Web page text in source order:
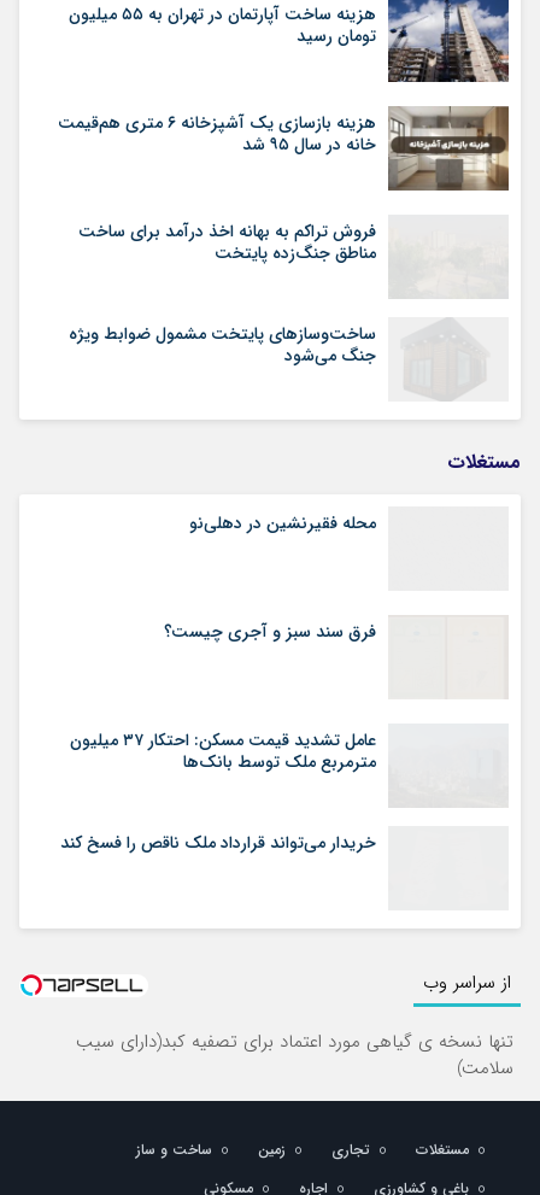
هزینه ساخت آپارتمان در تهران به ۵۵ میلیون
تومان رسید
هزینه بازسازی یک آشپزخانه ۶ متری هم‌قیمت
خانه در سال ۹۵ شد
فروش تراکم به بهانه اخذ درآمد برای ساخت
مناطق جنگ‌زده پایتخت
ساخت‌وسازهای پایتخت مشمول ضوابط ویژه
جنگ می‌شود
مستغلات
محله فقیرنشین در دهلی‏‌نو
فرق سند سبز و آجری چیست؟
عامل تشدید قیمت مسکن: احتکار ۳۷ میلیون
مترمربع ملک توسط بانک‌ها
خریدار می‌تواند قرارداد ملک ناقص را فسخ کند
از سراسر وب
تنها نسخه ی گیاهی مورد اعتماد برای تصفیه کبد(دارای سیب
سلامت)
مستغلات تجاری زمین
ساخت و ساز
باغی و کشاورزی
اجاره مسکونی